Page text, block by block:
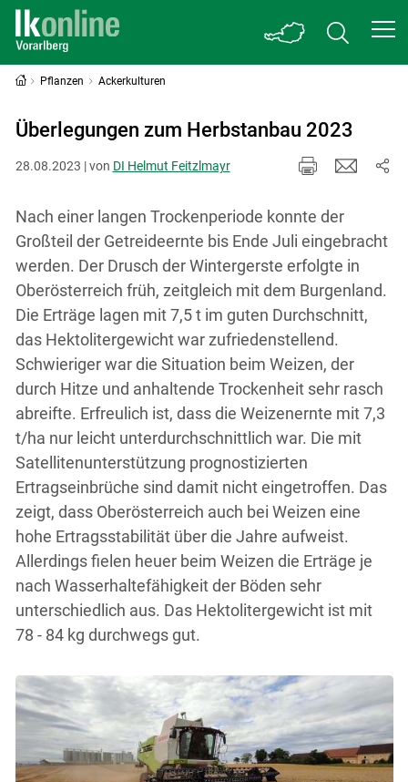
Pflanzen Ackerkulturen
Überlegungen zum Herbstanbau 2023
28.08.2023 | von DI Helmut Feitzlmayr
Nach einer langen Trockenperiode konnte der
Großteil der Getreideernte bis Ende Juli eingebracht
werden. Der Drusch der Wintergerste erfolgte in
Oberösterreich früh, zeitgleich mit dem Burgenland.
Die Erträge lagen mit 7,5 t im guten Durchschnitt,
das Hektolitergewicht war zufriedenstellend.
Schwieriger war die Situation beim Weizen, der
durch Hitze und anhaltende Trockenheit sehr rasch
abreifte. Erfreulich ist, dass die Weizenernte mit 7,3
t/ha nur leicht unterdurchschnittlich war. Die mit
Satellitenunterstützung prognostizierten
Ertragseinbrüche sind damit nicht eingetroffen. Das
zeigt, dass Oberösterreich auch bei Weizen eine
hohe Ertragsstabilität über die Jahre aufweist.
Allerdings fielen heuer beim Weizen die Erträge je
nach Wasserhaltefähigkeit der Böden sehr
unterschiedlich aus. Das Hektolitergewicht ist mit
78 - 84 kg durchwegs gut.